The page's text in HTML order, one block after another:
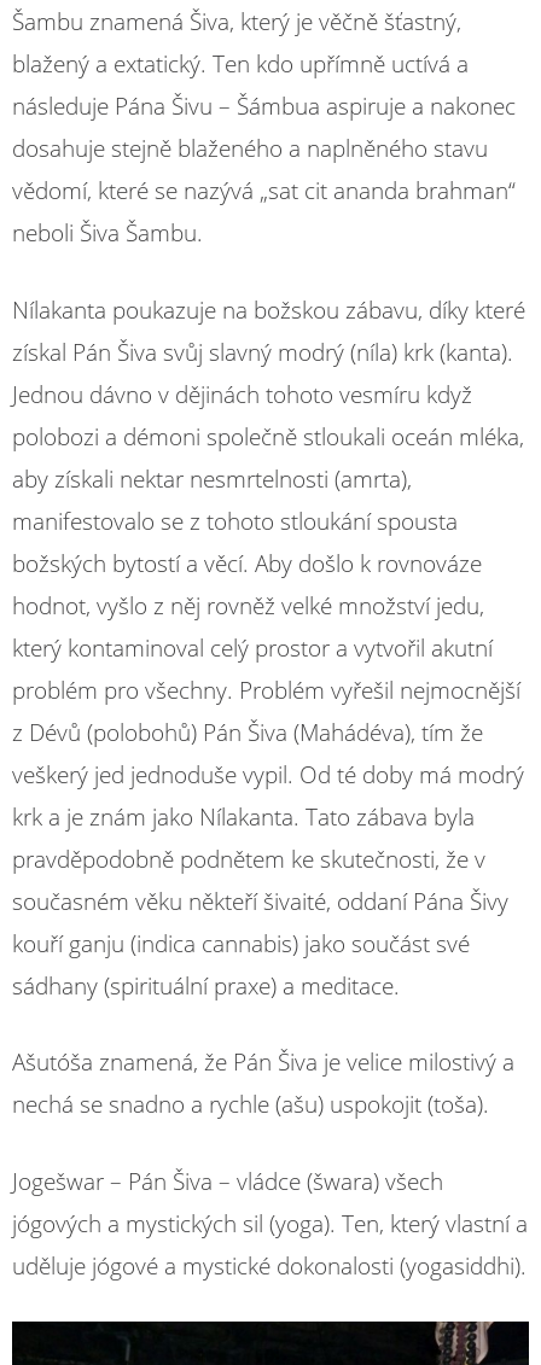
Šambu znamená Šiva, který je věčně šťastný,
blažený a extatický. Ten kdo upřímně uctívá a
následuje Pána Šivu – Šámbua aspiruje a nakonec
dosahuje stejně blaženého a naplněného stavu
vědomí, které se nazývá „sat cit ananda brahman“
neboli Šiva Šambu.
Nílakanta poukazuje na božskou zábavu, díky které
získal Pán Šiva svůj slavný modrý (níla) krk (kanta).
Jednou dávno v dějinách tohoto vesmíru když
polobozi a démoni společně stloukali oceán mléka,
aby získali nektar nesmrtelnosti (amrta),
manifestovalo se z tohoto stloukání spousta
božských bytostí a věcí. Aby došlo k rovnováze
hodnot, vyšlo z něj rovněž velké množství jedu,
který kontaminoval celý prostor a vytvořil akutní
problém pro všechny. Problém vyřešil nejmocnější
z Dévů (polobohů) Pán Šiva (Mahádéva), tím že
veškerý jed jednoduše vypil. Od té doby má modrý
krk a je znám jako Nílakanta. Tato zábava byla
pravděpodobně podnětem ke skutečnosti, že v
současném věku někteří šivaité, oddaní Pána Šivy
kouří ganju (indica cannabis) jako součást své
sádhany (spirituální praxe) a meditace.
Ašutóša znamená, že Pán Šiva je velice milostivý a
nechá se snadno a rychle (ašu) uspokojit (toša).
Jogešwar – Pán Šiva – vládce (šwara) všech
jógových a mystických sil (yoga). Ten, který vlastní a
uděluje jógové a mystické dokonalosti (yogasiddhi).